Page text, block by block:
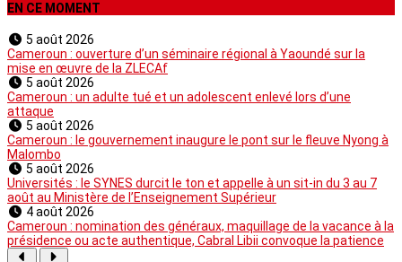
EN CE MOMENT
5 août 2026
Cameroun : ouverture d’un séminaire régional à Yaoundé sur la
mise en œuvre de la ZLECAf
5 août 2026
Cameroun : un adulte tué et un adolescent enlevé lors d’une
attaque
5 août 2026
Cameroun : le gouvernement inaugure le pont sur le fleuve Nyong à
Malombo
5 août 2026
Universités : le SYNES durcit le ton et appelle à un sit-in du 3 au 7
août au Ministère de l’Enseignement Supérieur
4 août 2026
Cameroun : nomination des généraux, maquillage de la vacance à la
présidence ou acte authentique, Cabral Libii convoque la patience